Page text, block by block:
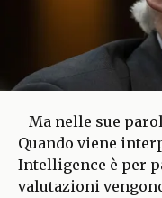
Ma nelle sue
Quando viene
Intelligence è per
valutazioni